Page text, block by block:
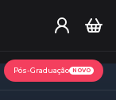
Pós-Graduação NOVO